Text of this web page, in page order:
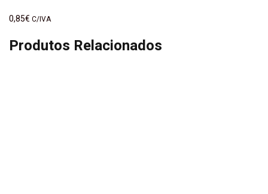
0,85€ C/IVA
Produtos Relacionados